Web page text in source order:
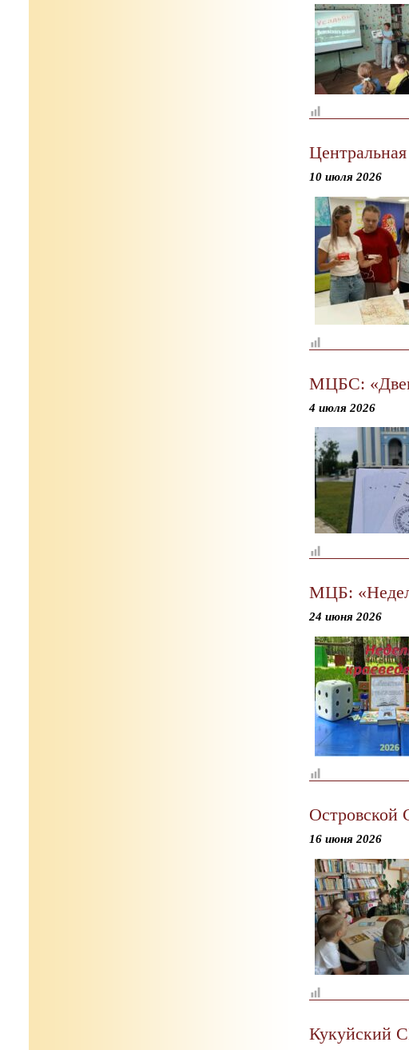
10 июля 2026
МЦБС:
4 июля 2026
МЦБ:
24 июня 2026
Островской
16 июня 2026
Кукуйский